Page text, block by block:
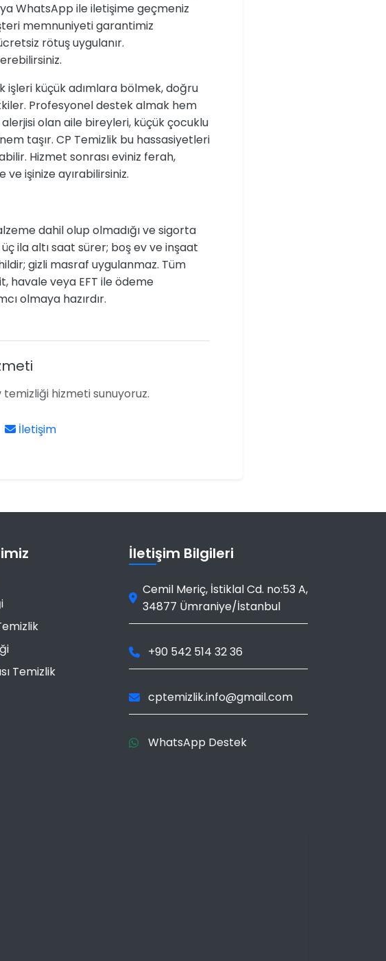
WhatsApp ile iletişime geçmeniz
memnuniyeti garantimiz
rötuş uygulanır.
işleri küçük adımlara bölmek, doğru
Profesyonel destek almak hem
olan aile bireyleri, küçük çocuklu
taşır. CP Temizlik bu hassasiyetleri
Hizmet sonrası eviniz ferah,
ve işinize ayırabilirsiniz.
dahil olup olmadığı ve sigorta
ila altı saat sürer; boş ev ve inşaat
gizli masraf uygulanmaz. Tüm
havale veya EFT ile ödeme
olmaya hazırdır.
hizmeti sunuyoruz.
İletişim
Temizlik
İletişim Bilgileri
Cemil Meriç, İstiklal Cd. no:53 A,
34877 Ümraniye/İstanbul
+90 542 514 32 36
cptemizlik.info@gmail.com
WhatsApp Destek